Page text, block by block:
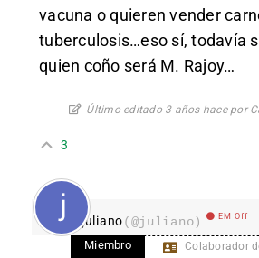
vacuna o quieren vender
tuberculosis…eso sí, todavía
quien coño será M. Rajoy…
Último editado 3 años hace por
3
juliano(@juliano) EM Off
Miembro Colaborador